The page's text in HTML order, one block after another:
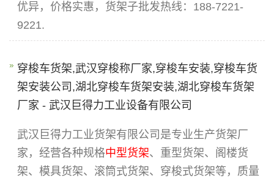
优异，价格实惠，货架子批发热线：188-7221-
9221.
穿梭车货架,武汉穿梭称厂家,穿梭车安装,穿梭车货
架安装公司,湖北穿梭车货架安装,湖北穿梭车货架
厂家 - 武汉巨得力工业设备有限公司
武汉巨得力工业货架有限公司是专业生产货架厂
家，经营各种规格中型货架、重型货架、阁楼货
架、模具货架、滚筒式货架、穿梭式货架等，质量